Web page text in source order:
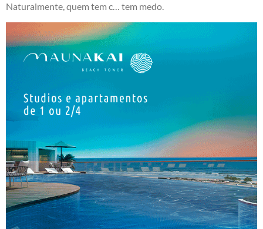
Naturalmente, quem tem c… tem medo.